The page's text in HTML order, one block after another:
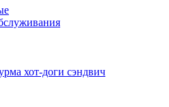
хот-доги сэндвич